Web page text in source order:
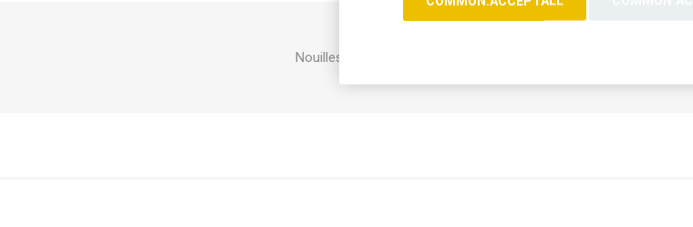
Nouilles Buldak Ramen goût poulet épicé et fromage fondu